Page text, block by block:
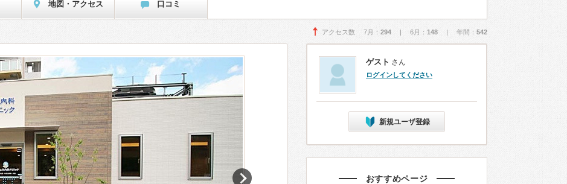
地図・アクセス 口コミ
アクセス数 7月： 294 | 6月： 148 | 年間： 542
ゲスト さん
ログインしてください
新規ユーザ登録
おすすめページ